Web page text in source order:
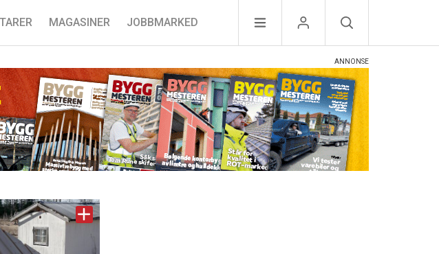
MAGASINER JOBBMARKED